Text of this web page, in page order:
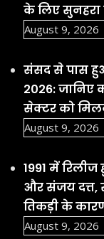
के लिए सुनहरा
August 9, 2026
संसद से पास
2026:
सेक्टर को
August 9, 2026
1991 में
और संजय दत्त,
तिकड़ी के
August 9, 2026